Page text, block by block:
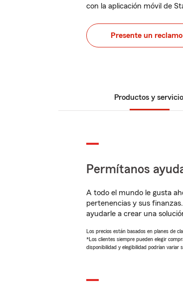
con la aplicación móvil de
Presente un reclamo
Productos y
Permítanos
A todo el mundo le gusta
pertenencias y sus
ayudarle a crear una
Los precios están basados en planes de
*Los clientes siempre pueden elegir
disponibilidad y elegibilidad podrían variar